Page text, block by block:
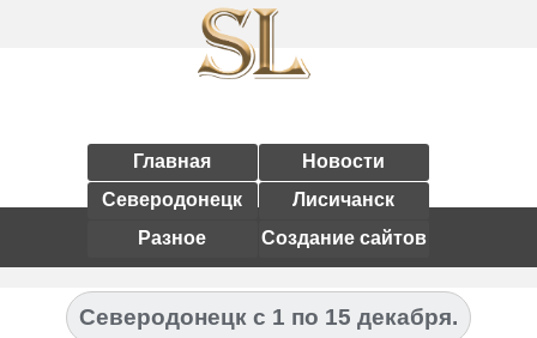
Главная
Новости
Северодонецк
Лисичанск
Разное
Создание сайтов
Северодонецк с 1 по 15 декабря.